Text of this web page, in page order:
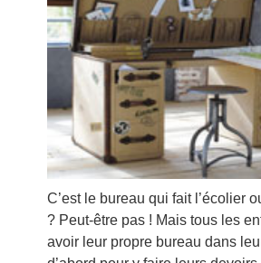
C’est le bureau qui fait l’écolier
? Peut-être pas ! Mais tous les
avoir leur propre bureau dans